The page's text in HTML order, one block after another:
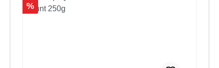
Rabatt
%